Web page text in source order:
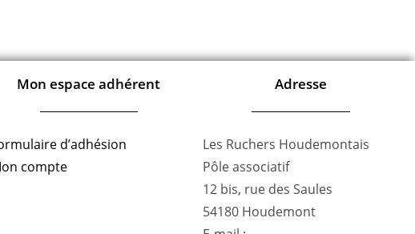
Mon espace adhérent
d’adhésion
compte
Adresse
Les Ruchers Houdemontais
Pôle associatif
12 bis, rue des Saules
54180 Houdemont